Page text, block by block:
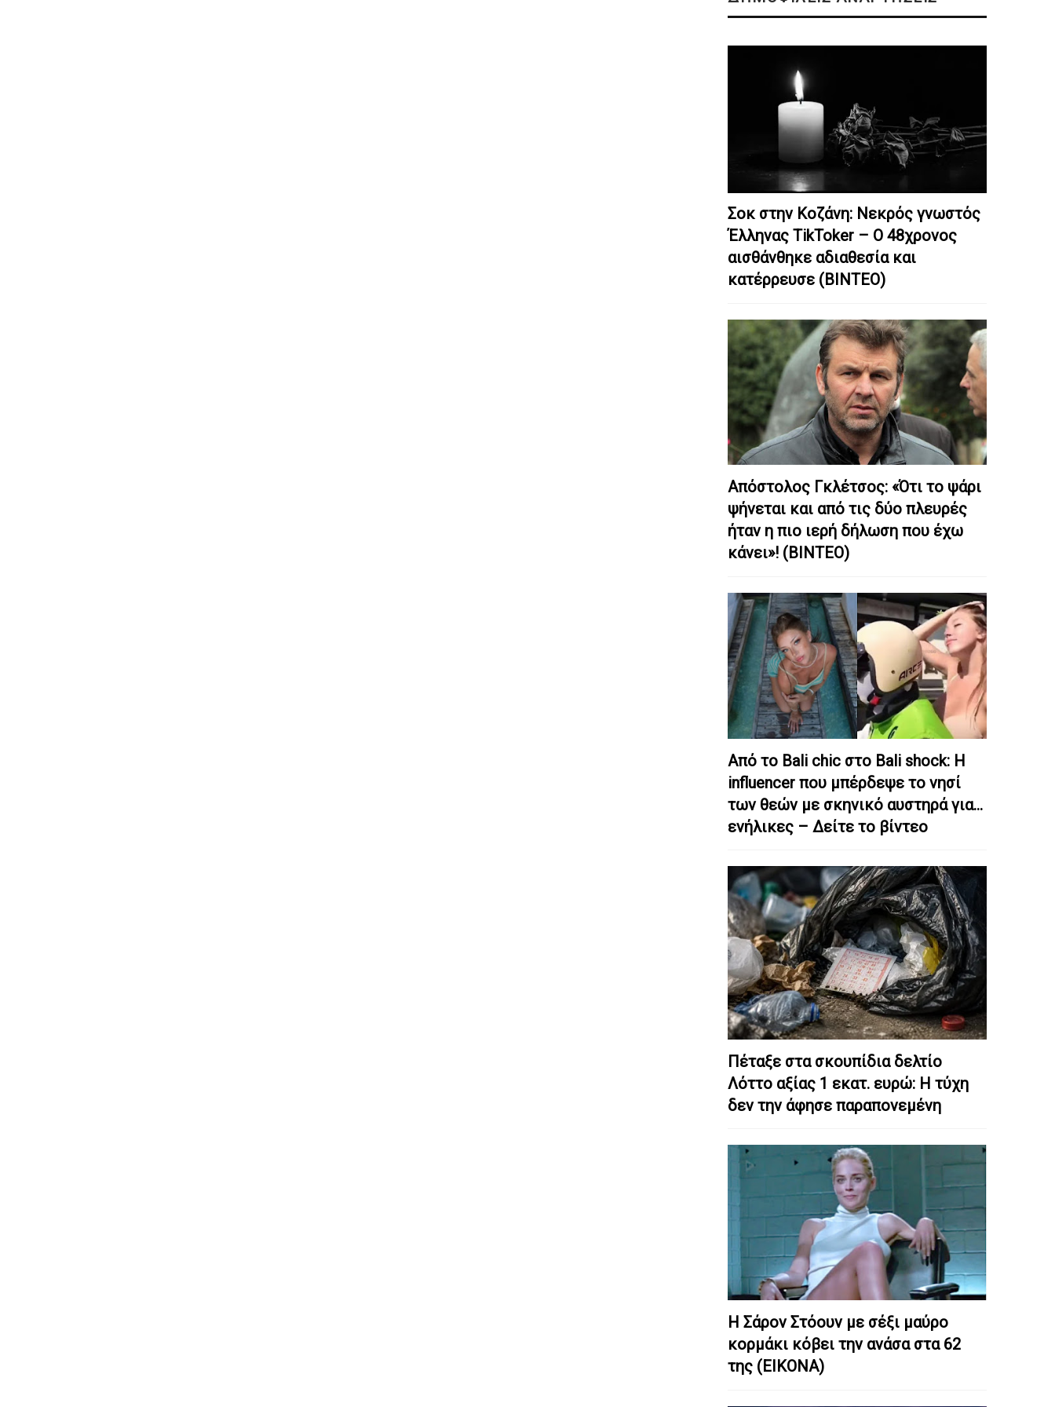
Σοκ στην Κοζάνη: Nεκρός γνωστός
Έλληνας TikToker – Ο 48χρονος
αισθάνθηκε αδιαθεσία και
κατέρρευσε (ΒΙΝΤΕΟ)
Απόστολος Γκλέτσος: «Ότι το ψάρι
ψήνεται και από τις δύο πλευρές
ήταν η πιο ιερή δήλωση που έχω
κάνει»! (ΒΙΝΤΕΟ)
Από το Bali chic στο Bali shock: Η
influencer που μπέρδεψε το νησί
των θεών με σκηνικό αυστηρά για…
ενήλικες – Δείτε το βίντεο
Πέταξε στα σκουπίδια δελτίο
Λόττο αξίας 1 εκατ. ευρώ: Η τύχη
δεν την άφησε παραπονεμένη
Η Σάρον Στόουν με σέξι μαύρο
κορμάκι κόβει την ανάσα στα 62
της (ΕΙΚΟΝΑ)